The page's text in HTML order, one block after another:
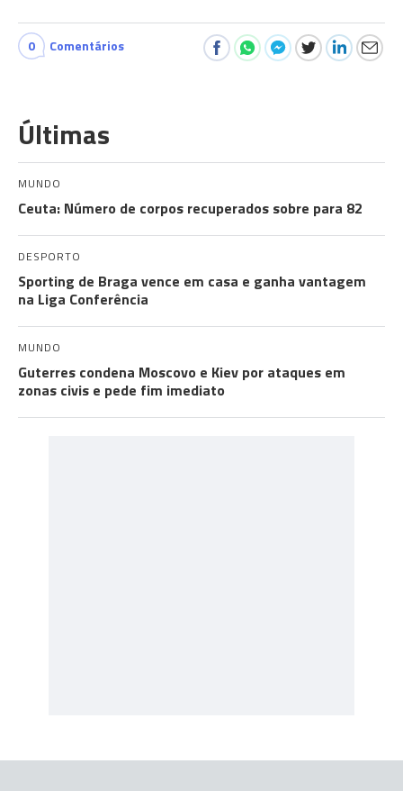
0 Comentários
Últimas
MUNDO
Ceuta: Número de corpos recuperados sobre para 82
DESPORTO
Sporting de Braga vence em casa e ganha vantagem
na Liga Conferência
MUNDO
Guterres condena Moscovo e Kiev por ataques em
zonas civis e pede fim imediato